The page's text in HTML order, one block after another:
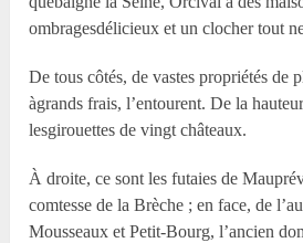
ombragesdélicieux et un clocher tout
De tous côtés, de vastes propriétés de
àgrands frais, l’entourent. De la
lesgirouettes de vingt châteaux.
À droite, ce sont les futaies de
comtesse de la Brèche ; en face, de
Mousseaux et Petit-Bourg, l’ancien